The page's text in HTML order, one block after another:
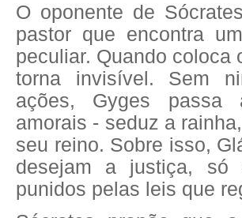
O oponente de
pastor que encontra
peculiar. Quando coloca
torna invisível. Sem
ações, Gyges passa
amorais - seduz a
seu reino. Sobre isso,
desejam a justiça, só
punidos pelas leis que